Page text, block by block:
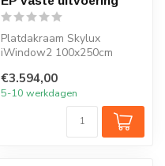
Platdakraam Skylux
iWindow2 100x250cm
€3.594,00
5-10 werkdagen